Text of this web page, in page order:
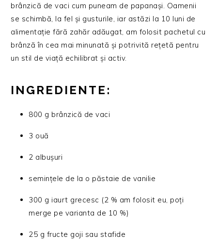
brânzică de vaci cum puneam de papanași. Oamenii
se schimbă, la fel și gusturile, iar astăzi la 10 luni de
alimentație fără zahăr adăugat, am folosit pachetul cu
brânză în cea mai minunată și potrivită rețetă pentru
un stil de viață echilibrat și activ.
INGREDIENTE:
800 g brânzică de vaci
3 ouă
2 albușuri
semințele de la o păstaie de vanilie
300 g iaurt grecesc (2 % am folosit eu, poți
merge pe varianta de 10 %)
25 g fructe goji sau stafide